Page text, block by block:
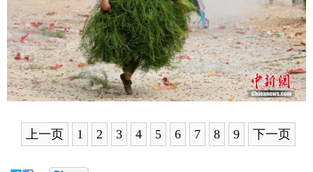
上一页 1 2 3 4 5 6 7 8 9 下一页